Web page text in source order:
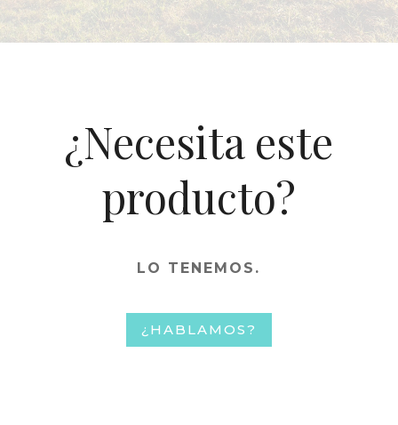
¿Necesita este
producto?
LO TENEMOS.
¿HABLAMOS?